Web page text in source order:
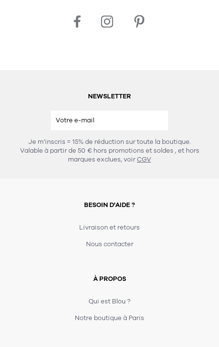
NEWSLETTER
Je m’inscris = 15% de réduction sur toute la boutique.
Valable à partir de 50 € hors promotions et soldes , et hors
marques exclues, voirCGV
BESOIN D'AIDE ?
Livraison et retours
Nous contacter
À PROPOS
Qui est Blou ?
Notre boutique à Paris